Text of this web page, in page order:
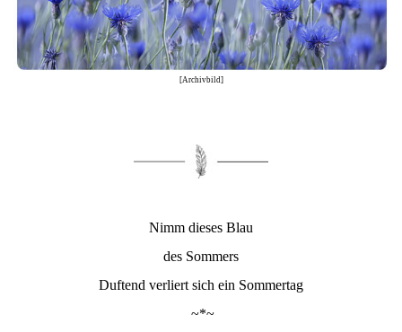
[Archivbild]
Nimm dieses Blau
des Sommers
Duftend verliert sich ein Sommertag
~*~